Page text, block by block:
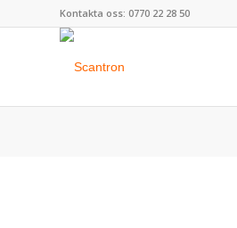
Kontakta oss: 0770 22 28 50